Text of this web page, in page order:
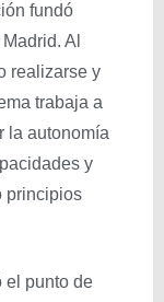
fundó
Al
realizarse y
trabaja a
la autonomía
y
principios
el punto de